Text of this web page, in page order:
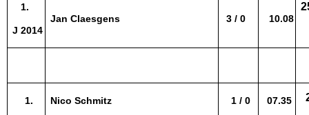
1.
J 2014
Jan Claesgens 3 / 0 10.08
1. Nico Schmitz 1 / 0 07.35